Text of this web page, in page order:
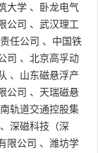
大学 、
卧龙电气
公司 、 武汉理工
任公司 、 中国铁
司 、 北京高孚动
、 山东磁悬浮产
公司 、 天瑞磁悬
轨道交通控股集
、 深磁科技（深
限公司 、 潍坊学